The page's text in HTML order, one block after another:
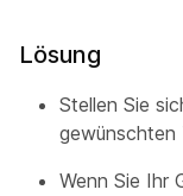
Lösung
Stellen Sie
Wenn Sie Ihr